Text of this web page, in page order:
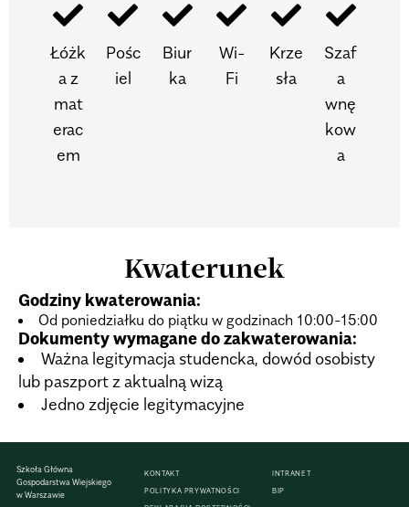
Łóżk
a z
mat
erac
em
Pośc
iel
Biur
ka
Wi-
Fi
Krze
sła
Szaf
a
wnę
kow
a
Kwaterunek
Godziny kwaterowania:
Od poniedziałku do piątku w godzinach 10:00-15:00
Dokumenty wymagane do zakwaterowania:
Ważna legitymacja studencka, dowód osobisty
lub paszport z aktualną wizą
Jedno zdjęcie legitymacyjne
Szkoła Główna
Gospodarstwa Wiejskiego
w Warszawie
KONTAKT
POLITYKA PRYWATNOŚCI
INTRANET
BIP